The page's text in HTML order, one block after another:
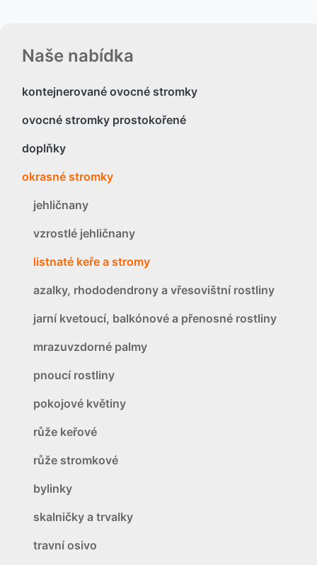
Naše nabídka
kontejnerované ovocné stromky
ovocné stromky prostokořené
doplňky
okrasné stromky
jehličnany
vzrostlé jehličnany
listnaté keře a stromy
azalky, rhododendrony a vřesovištní rostliny
jarní kvetoucí, balkónové a přenosné rostliny
mrazuvzdorné palmy
pnoucí rostliny
pokojové květiny
růže keřové
růže stromkové
bylinky
skalničky a trvalky
travní osivo